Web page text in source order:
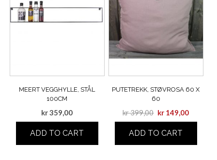
MEERT VEGGHYLLE, STÅL
100CM
kr359,00
ADD TO CART
PUTETREKK, STØVROSA 60 X
60
kr399,00 kr 149,00
ADD TO CART